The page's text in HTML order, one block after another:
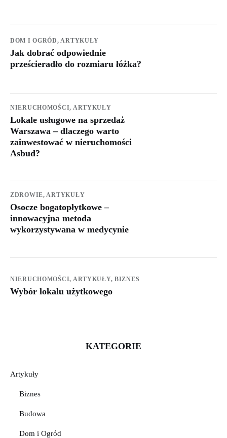
DOM I OGRÓD, ARTYKUŁY
Jak dobrać odpowiednie
prześcieradło do rozmiaru łóżka?
NIERUCHOMOŚCI, ARTYKUŁY
Lokale usługowe na sprzedaż
Warszawa – dlaczego warto
zainwestować w nieruchomości
Asbud?
ZDROWIE,ARTYKUŁY
Osocze bogatopłytkowe –
innowacyjna metoda
wykorzystywana w medycynie
NIERUCHOMOŚCI, ARTYKUŁY,BIZNES
Wybór lokalu użytkowego
KATEGORIE
Artykuły
Biznes
Budowa
Dom i Ogród